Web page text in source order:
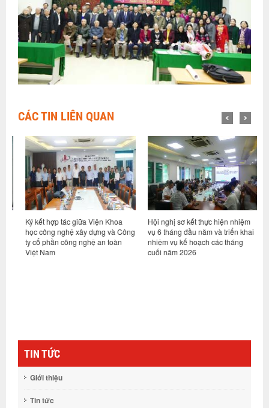
CÁC TIN LIÊN QUAN
Ký kết hợp tác giữa Viện Khoa
học công nghệ xây dựng và Công
ty cổ phần công nghệ an toàn
Việt Nam
Hội nghị sơ kết thực hiện nhiệm
vụ 6 tháng đầu năm và triển khai
nhiệm vụ kế hoạch các tháng
cuối năm 2026
TIN TỨC
Giới thiệu
Tin tức